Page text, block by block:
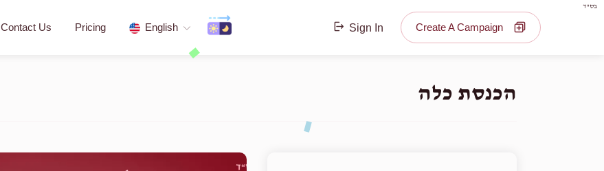
בס"ד
Contact Us Pricing English Sign In Create A Campaign
הכנסת כלה